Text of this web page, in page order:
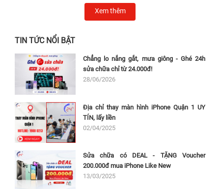
Xem thêm
TIN TỨC NỔI BẬT
Chẳng lo nắng gắt, mưa giông - Ghé 24h
sửa chữa chỉ từ 24.000đ!
28/06/2026
Địa chỉ thay màn hình iPhone Quận 1 UY
TÍN, lấy liền
02/04/2025
Sửa chữa có DEAL - TẶNG Voucher
200.000đ mua iPhone Like New
13/03/2025